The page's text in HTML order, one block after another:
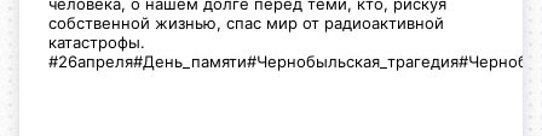
собственной жизнью, спас мир от радиоактивной
катастрофы.
#26апреля#День_памяти#Чернобыльская_трагедия